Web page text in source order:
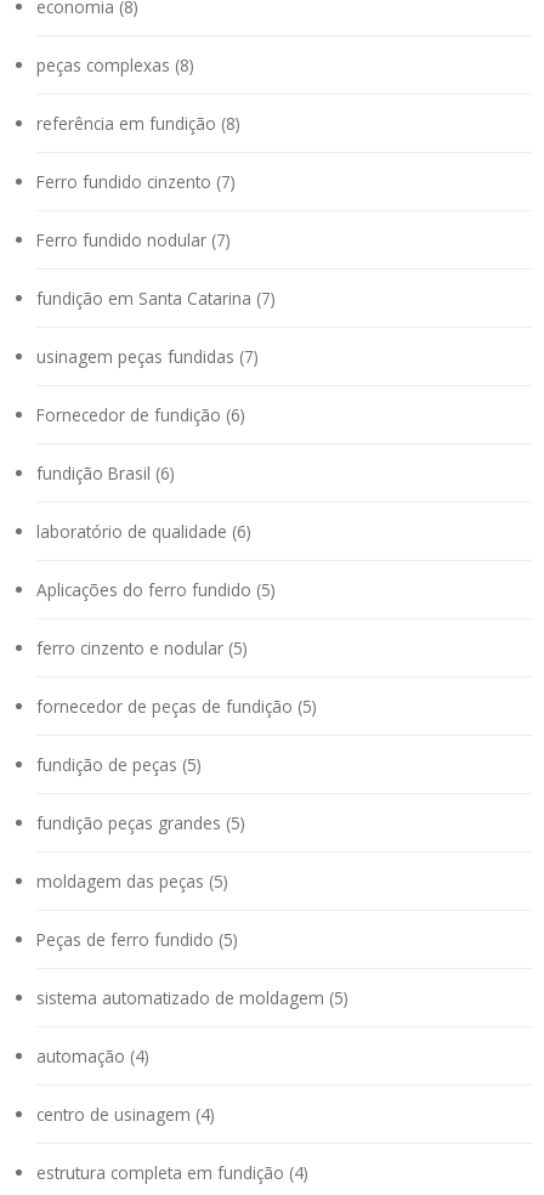
economia (8)
peças complexas (8)
referência em fundição (8)
Ferro fundido cinzento (7)
Ferro fundido nodular (7)
fundição em Santa Catarina (7)
usinagem peças fundidas (7)
Fornecedor de fundição (6)
fundição Brasil (6)
laboratório de qualidade (6)
Aplicações do ferro fundido (5)
ferro cinzento e nodular (5)
fornecedor de peças de fundição (5)
fundição de peças (5)
fundição peças grandes (5)
moldagem das peças (5)
Peças de ferro fundido (5)
sistema automatizado de moldagem (5)
automação (4)
centro de usinagem (4)
estrutura completa em fundição (4)